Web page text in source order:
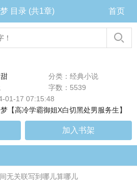
目录 (共1章) 首页
分类：经典小说
字数：5539
01-17 07:15:48
【高冷学霸御姐X白切黑处男服务生】
加入书架
无关联写到哪儿算哪儿